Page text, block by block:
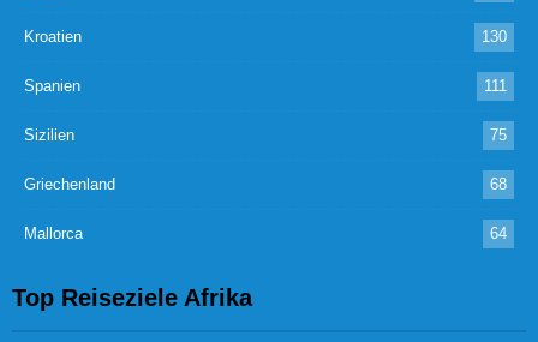
Kroatien 130
Spanien 111
Sizilien 75
Griechenland 68
Mallorca 64
Top Reiseziele Afrika